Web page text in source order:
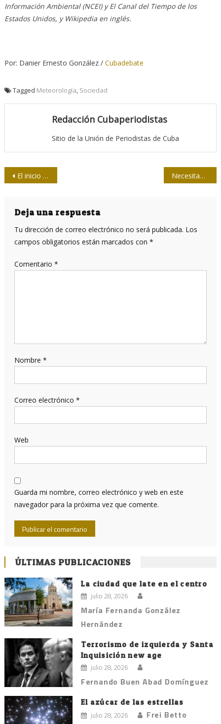
Información Ambiental (NCEI) y El Canal del Tiempo de los
Estados Unidos, y Wikipedia en inglés.
Por: Danier Ernesto González / Cubadebate
Tagged Meteorología Sociedad
Redacción Cubaperiodistas
Sitio de la Unión de Periodistas de Cuba
Navegación
entradas
El inicio en Santiago y Holguín de la Jornada de la Prensa Necesitamos contenidos acordes con la actualidad
Deja una respuesta
Tu dirección de correo electrónico no será publicada. Los
campos obligatorios están marcados con *
Comentario *
Nombre *
Correo electrónico *
Web
Guarda mi nombre, correo electrónico y web en este
navegador para la próxima vez que comente.
ÚLTIMAS PUBLICACIONES
La ciudad que late en el centro
julio 28, 2026
María Fernanda González
Hernández
Terrorismo de izquierda y Santa
Inquisición new age
julio 28, 2026
Fernando Buen Abad Domínguez
El azúcar de las estrellas
julio 28, 2026 Frei Betto